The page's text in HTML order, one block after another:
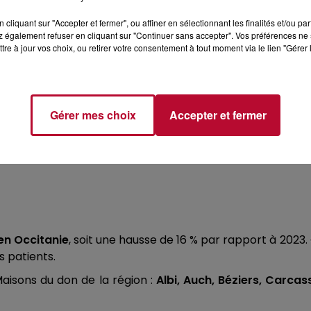
dérivés du plasma augmente chaque année, en
médicales permettant de mieux diagnostiquer
du plasma importé
, notamment des États-Unis, où
Pour combler ce déficit, il faudrait70 000 dons de
nécessité d’un don éthique et bénévole en France :
nécessite environ 50 dons de plasma par mois.
Occitanie, soit une hausse de 16 % par rapport à
patients.
du don de la région :Albi, Auch, Béziers,
cliquant sur "Accepter et fermer", ou affiner en sélectionnant les finalités et/ou
également refuser en cliquant sur "Continuer sans accepter". Vos préférences
à jour vos choix, ou retirer votre consentement à tout moment via le lien
Gérer mes choix Accepter et fermer